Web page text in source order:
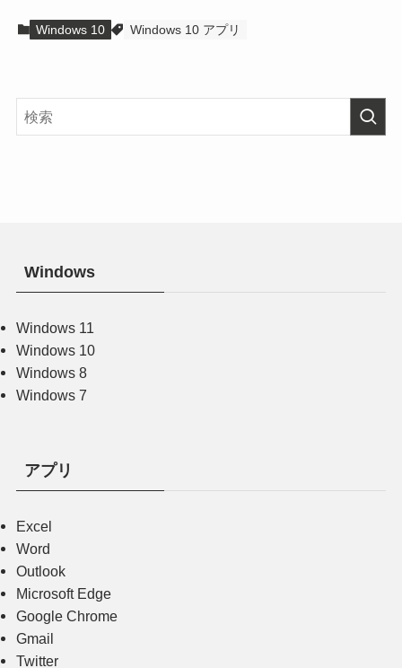
Windows 10 Windows 10 アプリ
Windows
Windows 11
Windows 10
Windows 8
Windows 7
アプリ
Excel
Word
Outlook
Microsoft Edge
Google Chrome
Gmail
Twitter